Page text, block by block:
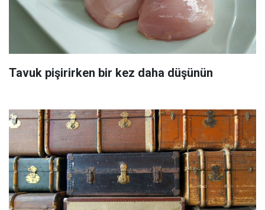
Tavuk pişirirken bir kez daha düşünün